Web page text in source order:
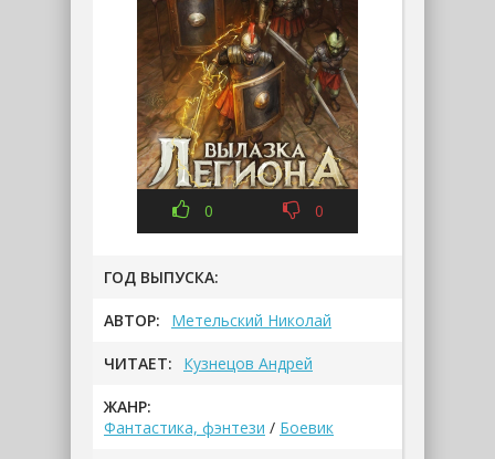
0 0
ГОД ВЫПУСКА:
АВТОР: Метельский Николай
ЧИТАЕТ: Кузнецов Андрей
ЖАНР:
Фантастика, фэнтези / Боевик